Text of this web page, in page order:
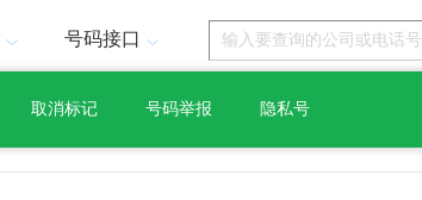
号码接口
取消标记 号码举报 隐私号